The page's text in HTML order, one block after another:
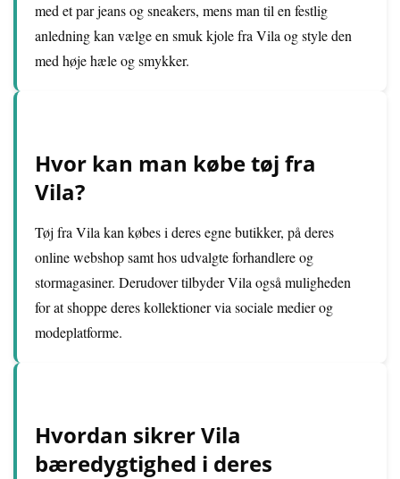
med et par jeans og sneakers, mens man til en festlig
anledning kan vælge en smuk kjole fra Vila og style den
med høje hæle og smykker.
Hvor kan man købe tøj fra
Vila?
Tøj fra Vila kan købes i deres egne butikker, på deres
online webshop samt hos udvalgte forhandlere og
stormagasiner. Derudover tilbyder Vila også muligheden
for at shoppe deres kollektioner via sociale medier og
modeplatforme.
Hvordan sikrer Vila
bæredygtighed i deres